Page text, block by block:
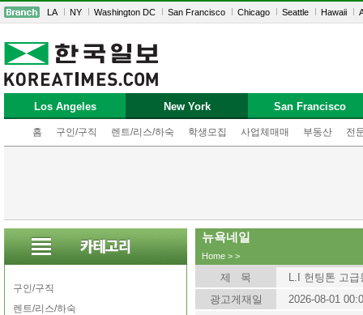
LA NY Washington DC San Francisco Chicago Seattle Hawaii
Los Angeles New York
홈 구인/구직 렌트/리스/하숙 학생모집 사업체매매 부동산 전
San Francisco
구인/구직
렌트/리스/하숙
뉴욕네일
Home > >
제 목
L.I 헌팅톤 고급
광고게재일
2026-08-01